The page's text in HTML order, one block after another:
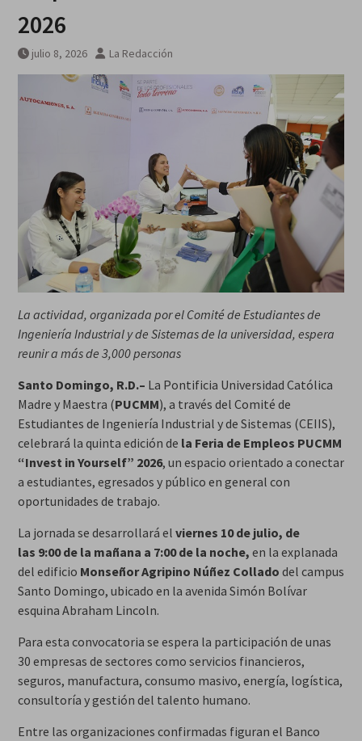
2026
julio 8, 2026 La Redacción
La actividad, organizada por el Comité de Estudiantes de
Ingeniería Industrial y de Sistemas de la universidad, espera
reunir a más de 3,000 personas
Santo Domingo, R.D.– La Pontificia Universidad Católica
Madre y Maestra (PUCMM), a través del Comité de
Estudiantes de Ingeniería Industrial y de Sistemas (CEIIS),
celebrará la quinta edición de la Feria de Empleos PUCMM
“Invest in Yourself” 2026, un espacio orientado a conectar
a estudiantes, egresados y público en general con
oportunidades de trabajo.
La jornada se desarrollará el viernes 10 de julio, de
las 9:00 de la mañana a 7:00 de la noche, en la explanada
del edificio Monseñor Agripino Núñez Collado del campus
Santo Domingo, ubicado en la avenida Simón Bolívar
esquina Abraham Lincoln.
Para esta convocatoria se espera la participación de unas
30 empresas de sectores como servicios financieros,
seguros, manufactura, consumo masivo, energía, logística,
consultoría y gestión del talento humano.
Entre las organizaciones confirmadas figuran el Banco